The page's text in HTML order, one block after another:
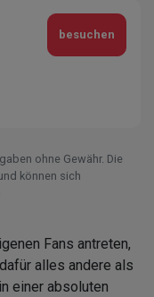
besuchen
ohne Gewähr. Die
können sich
Fans antreten,
alles andere als
einer absoluten